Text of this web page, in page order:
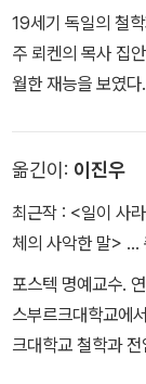
19세기 독일의 철
주 뢰켄의 목사 집
월한 재능을 보였
문을 제출하기 전
뛰어난 학생이었다
교수로 일하던 그
호텔을 전전하며
서 여름에는 독일
철학 그리고 과학
옮긴이: 이진우
최근작 : <일이 사
체의 사악한 말> …
포스텍 명예교수.
스부르크대학교에
크대학교 철학과